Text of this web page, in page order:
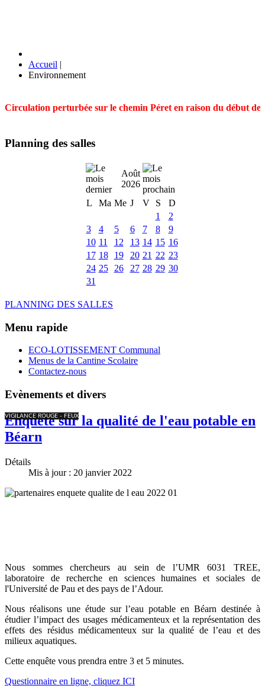
Accueil |
Environnement
Circulation perturbée sur le chemin Péret en raison du début
Planning des salles
Août
2026
L
Ma Me J V S
D
1
2
3
4 5 6 7 8
9
10 11 12 13 14 15 16
17 18 19 20 21 22 23
24 25 26 27 28 29 30
31
PLANNING DES SALLES
Menu rapide
ECO-LOTISSEMENT Communal
Menus de la Cantine Scolaire
Contactez-nous
Evènements et divers
VIGILANCE ROUGE - FEUX
Enquête sur la qualité de l'eau potable en
Béarn
Détails
Mis à jour : 20 janvier 2022
Nous sommes chercheurs au sein de l’UMR 6031 TREE,
laboratoire de recherche en sciences humaines et sociales de
l'Université de Pau et des pays de l’Adour.
Nous réalisons une étude sur l’eau potable en Béarn destinée à
étudier l’impact des usages médicamenteux et la représentation des
effets des résidus médicamenteux sur la qualité de l’eau et des
milieux aquatiques.
Cette enquête vous prendra entre 3 et 5 minutes.
Questionnaire en ligne, cliquez ICI